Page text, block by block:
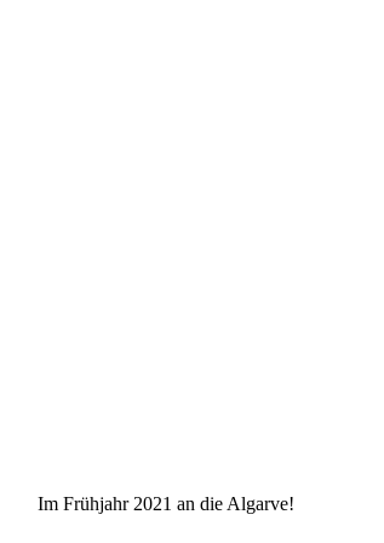
Im Frühjahr 2021 an die Algarve!